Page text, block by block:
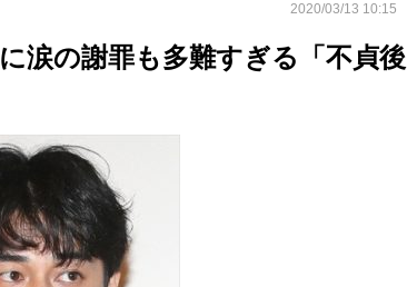
2020/03/13 10:15
涙の謝罪も多難すぎる「不貞後